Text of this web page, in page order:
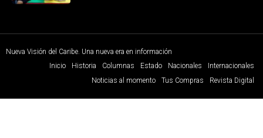
Nueva Visión del Caribe. Una nueva era en información
Inicio
Historia Columnas Estado Nacionales
Internacionales
Noticias al momento
Tus Compras Revista Digital